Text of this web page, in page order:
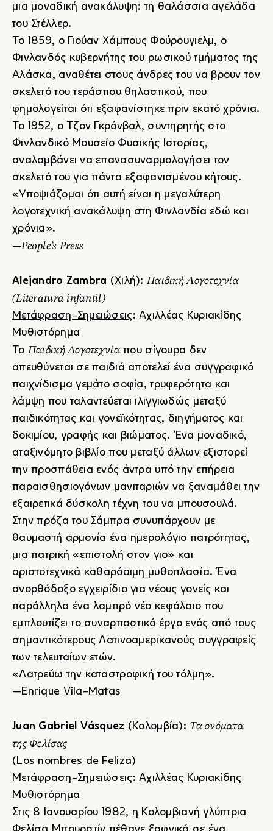
μια μοναδική ανακάλυψη: τη θαλάσσια αγελάδα
του Στέλλερ.
Το 1859, ο Γιούαν Χάμπους Φούρουγιελμ, ο
Φινλανδός κυβερνήτης του ρωσικού τμήματος της
Αλάσκα, αναθέτει στους άνδρες του να βρουν τον
σκελετό του τεράστιου θηλαστικού, που
φημολογείται ότι εξαφανίστηκε πριν εκατό χρόνια.
Το 1952, ο Τζον Γκρόνβαλ, συντηρητής στο
Φινλανδικό Μουσείο Φυσικής Ιστορίας,
αναλαμβάνει να επανασυναρμολογήσει τον
σκελετό του για πάντα εξαφανισμένου κήτους.
«Υποψιάζομαι ότι αυτή είναι η μεγαλύτερη
λογοτεχνική ανακάλυψη στη Φινλανδία εδώ και
χρόνια».
—People’s Press
Alejandro Zambra (Χιλή):Παιδική Λογοτεχνία
(Literatura infantil)
Μετάφραση-Σημειώσεις: Αχιλλέας Κυριακίδης
Μυθιστόρημα
ΤοΠαιδική Λογοτεχνίαπου σίγουρα δεν
απευθύνεται σε παιδιά αποτελεί ένα συγγραφικό
παιχνίδισμα γεμάτο σοφία, τρυφερότητα και
λάμψη που ταλαντεύεται ιλιγγιωδώς μεταξύ
παιδικότητας και γονεϊκότητας, διηγήματος και
δοκιμίου, γραφής και βιώματος. Ένα μοναδικό,
αταξινόμητο βιβλίο που μεταξύ άλλων εξιστορεί
την προσπάθεια ενός άντρα υπό την επήρεια
παραισθησιογόνων μανιταριών να ξαναμάθει την
εξαιρετικά δύσκολη τέχνη του να μπουσουλά.
Στην πρόζα του Σάμπρα συνυπάρχουν με
θαυμαστή αρμονία ένα ημερολόγιο πατρότητας,
μια πατρική «επιστολή στον γιο» και
αριστοτεχνικά καθαρόαιμη μυθοπλασία. Ένα
ανορθόδοξο εγχειρίδιο για νέους γονείς και
παράλληλα ένα λαμπρό νέο κεφάλαιο που
εμπλουτίζει το συναρπαστικό έργο ενός από τους
σημαντικότερους Λατινοαμερικανούς συγγραφείς
των τελευταίων ετών.
«Λατρεύω την καταστροφική του τόλμη».
―Enrique Vila-Matas
Juan Gabriel Vásquez (Κολομβία): Τα ονόματα
της Φελίσας
(Los nombres de Feliza)
Μετάφραση-Σημειώσεις: Αχιλλέας Κυριακίδης
Μυθιστόρημα
Στις 8 Ιανουαρίου 1982, η Κολομβιανή γλύπτρια